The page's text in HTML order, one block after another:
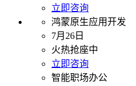
立即咨询
鸿蒙原生应用开发
7月26日
火热抢座中
立即咨询
智能职场办公